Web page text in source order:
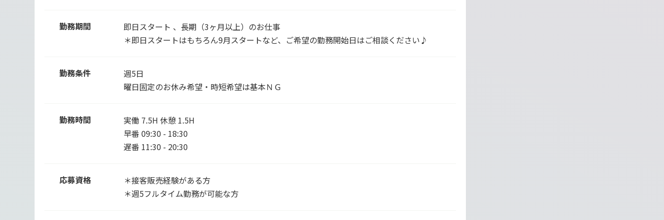
勤務期間
即日スタート 、長期（3ヶ月以上）のお仕事
＊即日スタートはもちろん9月スタートなど、ご希望の勤務開始日はご相談ください♪
勤務条件
週5日
曜日固定のお休み希望・時短希望は基本ＮＧ
勤務時間
実働 7.5H 休憩 1.5H
早番 09:30 - 18:30
遅番 11:30 - 20:30
応募資格
＊接客販売経験がある方
＊週5フルタイム勤務が可能な方